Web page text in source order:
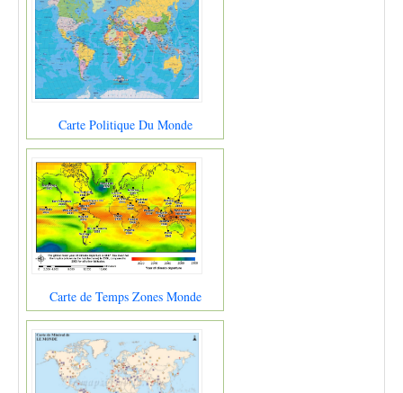
Carte Politique Du Monde
Carte de Temps Zones Monde